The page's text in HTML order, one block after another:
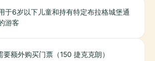
于6岁以下儿童和持有特定布拉格城堡通
游客
要额外购买门票（150 捷克克朗）